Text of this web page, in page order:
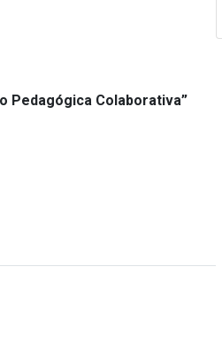
Pedagógica Colaborativa”